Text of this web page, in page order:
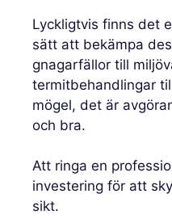
Lyckligtvis finns det
sätt att bekämpa
gnagarfällor till
termitbehandlingar
mögel, det är
och bra.
Att ringa en
investering för att
sikt.